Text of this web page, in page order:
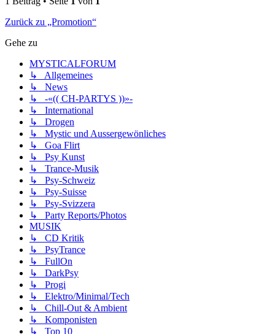
Zurück zu „Promotion“
Gehe zu
MYSTICALFORUM
↳ Allgemeines
↳ News
↳ -«(( CH-PARTYS ))»-
↳ International
↳ Drogen
↳ Mystic und Aussergewönliches
↳ Goa Flirt
↳ Psy Kunst
↳ Trance-Musik
↳ Psy-Schweiz
↳ Psy-Suisse
↳ Psy-Svizzera
↳ Party Reports/Photos
MUSIK
↳ CD Kritik
↳ PsyTrance
↳ FullOn
↳ DarkPsy
↳ Progi
↳ Elektro/Minimal/Tech
↳ Chill-Out & Ambient
↳ Komponisten
↳ Top 10